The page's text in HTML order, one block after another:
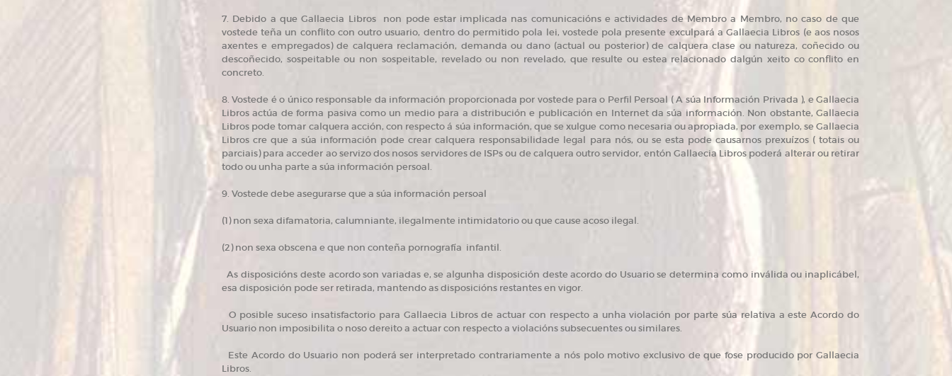
7. Debido a que Gallaecia Libros non pode estar implicada nas comunicacións e actividades de Membro a Membro, no caso de que
vostede teña un conflito con outro usuario, dentro do permitido pola lei, vostede pola presente exculpará a Gallaecia Libros (e aos nosos
axentes e empregados) de calquera reclamación, demanda ou dano (actual ou posterior) de calquera clase ou natureza, coñecido ou
descoñecido, sospeitable ou non sospeitable, revelado ou non revelado, que resulte ou estea relacionado dalgún xeito co conflito en
concreto.
8. Vostede é o único responsable da información proporcionada por vostede para o Perfil Persoal ( A súa Información Privada ), e Gallaecia
Libros actúa de forma pasiva como un medio para a distribución e publicación en Internet da súa información. Non obstante, Gallaecia
Libros pode tomar calquera acción, con respecto á súa información, que se xulgue como necesaria ou apropiada, por exemplo, se Gallaecia
Libros cre que a súa información pode crear calquera responsabilidade legal para nós, ou se esta pode causarnos prexuízos ( totais ou
parciais) para acceder ao servizo dos nosos servidores de ISPs ou de calquera outro servidor, entón Gallaecia Libros poderá alterar ou retirar
todo ou unha parte a súa información persoal.
9. Vostede debe asegurarse que a súa información persoal
(1) non sexa difamatoria, calumniante, ilegalmente intimidatorio ou que cause acoso ilegal.
(2) non sexa obscena e que non conteña pornografía infantil.
As disposicións deste acordo son variadas e, se algunha disposición deste acordo do Usuario se determina como inválida ou inaplicábel,
esa disposición pode ser retirada, mantendo as disposicións restantes en vigor.
O posible suceso insatisfactorio para Gallaecia Libros de actuar con respecto a unha violación por parte súa relativa a este Acordo do
Usuario non imposibilita o noso dereito a actuar con respecto a violacións subsecuentes ou similares.
Este Acordo do Usuario non poderá ser interpretado contrariamente a nós polo motivo exclusivo de que fose producido por Gallaecia
Libros.